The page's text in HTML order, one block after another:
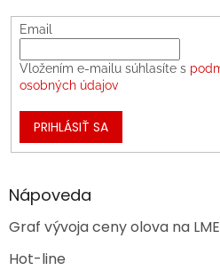
Email
Vložením e-mailu súhlasíte s
osobných údajov
PRIHLÁSIŤ SA
Nápoveda
Graf vývoja ceny olova na LME
Hot-line